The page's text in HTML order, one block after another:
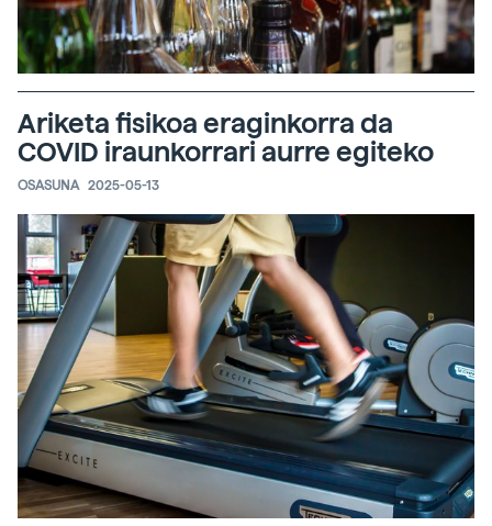
Ariketa fisikoa eraginkorra da
COVID iraunkorrari aurre egiteko
OSASUNA 2025-05-13